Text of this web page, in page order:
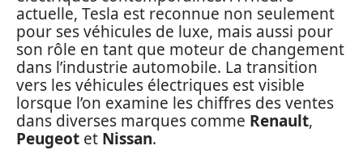
actuelle, Tesla est reconnue non seulement
pour ses véhicules de luxe, mais aussi pour
son rôle en tant que moteur de changement
dans l’industrie automobile. La transition
vers les véhicules électriques est visible
lorsque l’on examine les chiffres des ventes
dans diverses marques comme Renault,
Peugeot et Nissan.